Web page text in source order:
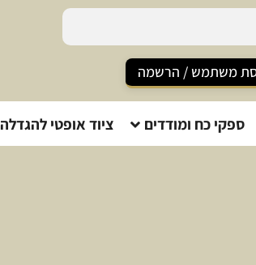
משתמש / הרשמה
ספקי כח ומודדים ציוד אופטי להגדלה